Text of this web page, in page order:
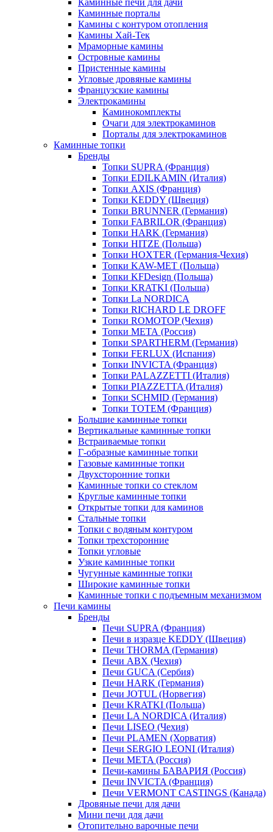
Каминные печи для дачи
Каминные порталы
Камины с контуром отопления
Камины Хай-Тек
Мраморные камины
Островные камины
Пристенные камины
Угловые дровяные камины
Французские камины
Электрокамины
Каминокомплекты
Очаги для электрокаминов
Порталы для электрокаминов
Каминные топки
Бренды
Топки SUPRA (Франция)
Топки EDILKAMIN (Италия)
Топки AXIS (Франция)
Топки KEDDY (Швеция)
Топки BRUNNER (Германия)
Топки FABRILOR (Франция)
Топки HARK (Германия)
Топки HITZE (Польша)
Топки HOXTER (Германия-Чехия)
Топки KAW-MET (Польша)
Топки KFDesign (Польша)
Топки KRATKI (Польша)
Топки La NORDICA
Топки RICHARD LE DROFF
Топки ROMOTOP (Чехия)
Топки МЕТА (Россия)
Топки SPARTHERM (Германия)
Топки FERLUX (Испания)
Топки INVICTA (Франция)
Топки PALAZZETTI (Италия)
Топки PIAZZETTA (Италия)
Топки SCHMID (Германия)
Топки TOTEM (Франция)
Большие каминные топки
Вертикальные каминные топки
Встраиваемые топки
Г-образные каминные топки
Газовые каминные топки
Двухсторонние топки
Каминные топки со стеклом
Круглые каминные топки
Открытые топки для каминов
Стальные топки
Топки с водяным контуром
Топки трехсторонние
Топки угловые
Узкие каминные топки
Чугунные каминные топки
Широкие каминные топки
Каминные топки с подъемным механизмом
Печи камины
Бренды
Печи SUPRA (Франция)
Печи в изразце KEDDY (Швеция)
Печи THORMA (Германия)
Печи ABX (Чехия)
Печи GUCA (Сербия)
Печи HARK (Германия)
Печи JOTUL (Норвегия)
Печи KRATKI (Польша)
Печи LA NORDICA (Италия)
Печи LISEO (Чехия)
Печи PLAMEN (Хорватия)
Печи SERGIO LEONI (Италия)
Печи META (Россия)
Печи-камины БАВАРИЯ (Россия)
Печи INVICTA (Франция)
Печи VERMONT CASTINGS (Канада)
Дровяные печи для дачи
Мини печи для дачи
Отопительно варочные печи